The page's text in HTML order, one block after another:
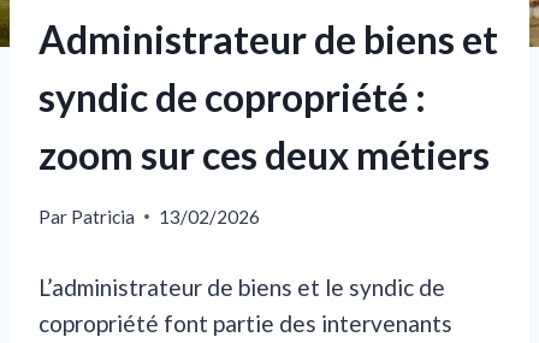
Administrateur de biens et
syndic de copropriété :
zoom sur ces deux métiers
Par Patricia 13/02/2026
L’administrateur de biens et le syndic de
copropriété font partie des intervenants